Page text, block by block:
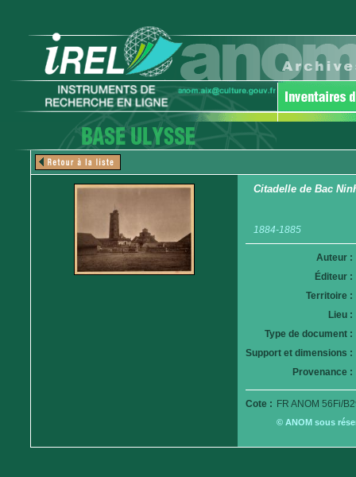
Citadelle de Bac
1884-1885
Auteur :
Éditeur :
Territoire :
Lieu :
Type de document :
Support et dimensions :
Provenance :
Cote : FR ANOM 56Fi/
© ANOM sous